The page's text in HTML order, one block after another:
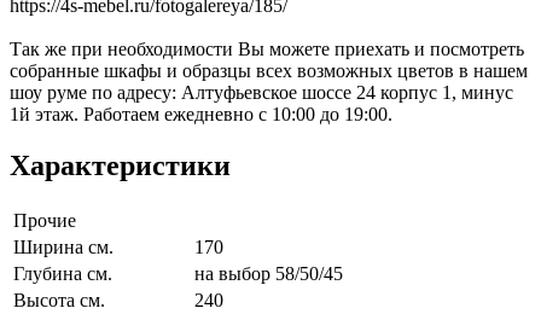
https://4s-mebel.ru/fotogalereya/185/
Так же при необходимости Вы можете приехать и посмотреть
собранные шкафы и образцы всех возможных цветов в нашем
шоу руме по адресу: Алтуфьевское шоссе 24 корпус 1, минус
1й этаж. Работаем ежедневно с 10:00 до 19:00.
Характеристики
Прочие
Ширина см.
170
Глубина см.
на выбор 58/50/45
Высота см.
240